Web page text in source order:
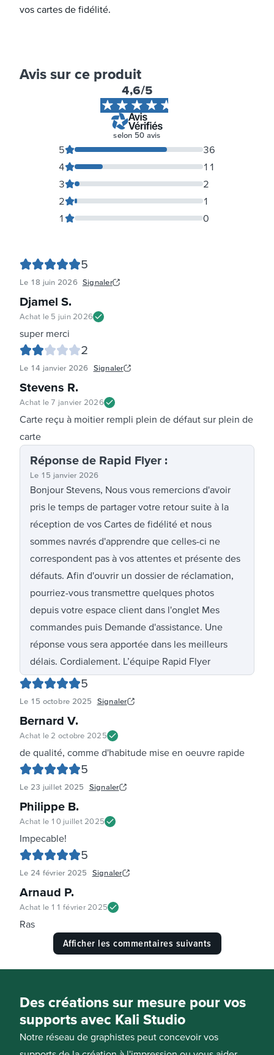
vos cartes de fidélité.
Avis sur ce produit
4,6/5
selon 50 avis
1 0
2 1
3 2
4 11
5 36
5
Le 18 juin 2026 Signaler
Djamel S.
Achat le 5 juin 2026
super merci
2
Le 14 janvier 2026 Signaler
Stevens R.
Achat le 7 janvier 2026
Carte reçu à moitier rempli plein de défaut sur plein de
carte
Réponse de Rapid Flyer :
Le 15 janvier 2026
Bonjour Stevens, Nous vous remercions d'avoir
pris le temps de partager votre retour suite à la
réception de vos Cartes de fidélité et nous
sommes navrés d'apprendre que celles-ci ne
correspondent pas à vos attentes et présente des
défauts. Afin d'ouvrir un dossier de réclamation,
pourriez-vous transmettre quelques photos
depuis votre espace client dans l'onglet Mes
commandes puis Demande d'assistance. Une
réponse vous sera apportée dans les meilleurs
délais. Cordialement. L’équipe Rapid Flyer
5
Le 15 octobre 2025 Signaler
Bernard V.
Achat le 2 octobre 2025
de qualité, comme d'habitude mise en oeuvre rapide
5
Le 23 juillet 2025 Signaler
Philippe B.
Achat le 10 juillet 2025
Impecable!
5
Le 24 février 2025 Signaler
Arnaud P.
Achat le 11 février 2025
Ras
Afficher les commentaires suivants
Des créations sur mesure pour vos
supports avec Kali Studio
Notre réseau de graphistes peut concevoir vos